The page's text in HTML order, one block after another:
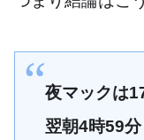
夜マックは
翌朝4時59